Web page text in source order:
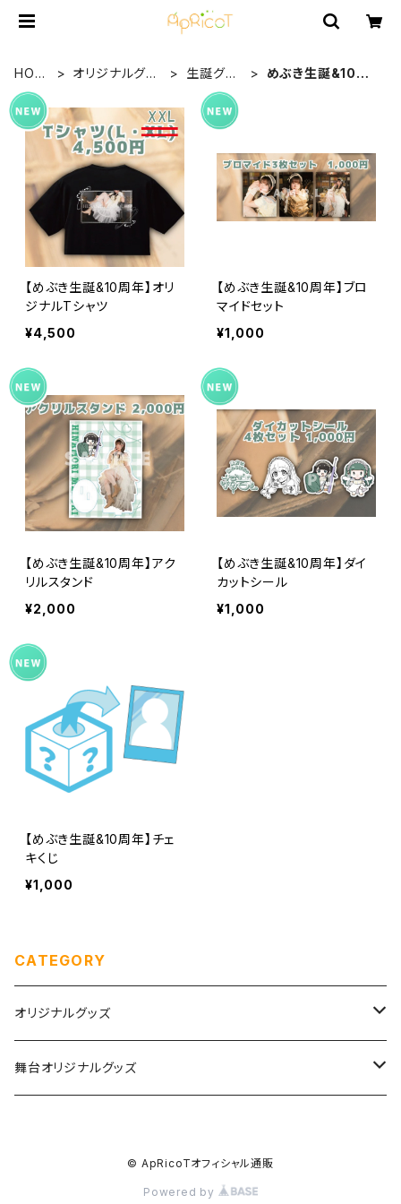
HOM
E
オリジナルグッ
生誕グッ
めぶき生誕&10周
【めぶき生誕&10周年】オリ
ジナルTシャツ
¥4,500
【めぶき生誕&10周年】ブロ
マイドセット
¥1,000
【めぶき生誕&10周年】アク
リルスタンド
¥2,000
【めぶき生誕&10周年】ダイ
カットシール
¥1,000
【めぶき生誕&10周年】チェ
キくじ
¥1,000
CATEGORY
オリジナルグッズ
チェキ
舞台オリジナルグッズ
© ApRicoTオフィシャル通販
Powered by